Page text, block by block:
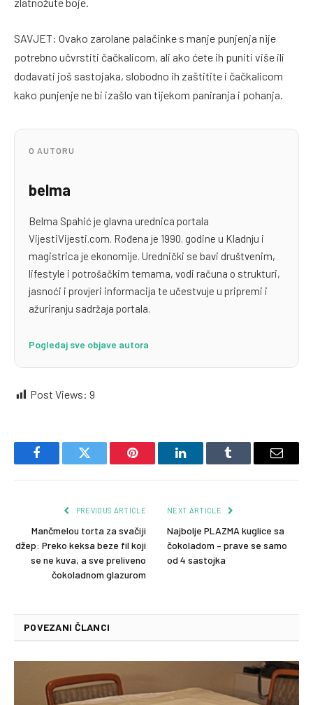
SAVJET: Ovako zarolane palačinke s manje punjenja nije
potrebno učvrstiti čačkalicom, ali ako ćete ih puniti više ili
dodavati još sastojaka, slobodno ih zaštitite i čačkalicom
kako punjenje ne bi izašlo van tijekom paniranja i pohanja.
O AUTORU
belma
Belma Spahić je glavna urednica portala
VijestiVijesti.com. Rođena je 1990. godine u Kladnju i
magistrica je ekonomije. Urednički se bavi društvenim,
lifestyle i potrošačkim temama, vodi računa o strukturi,
jasnoći i provjeri informacija te učestvuje u pripremi i
ažuriranju sadržaja portala.
Pogledaj sve objave autora
Post Views: 9
FacebookTwitter Pinterest LinkedInTumblr Email
PREVIOUS ARTICLE
Mančmelou torta za svačiji
džep: Preko keksa beze fil koji
se ne kuva, a sve preliveno
čokoladnom glazurom
NEXT ARTICLE
Najbolje PLAZMA kuglice sa
čokoladom – prave se samo
od 4 sastojka
POVEZANI ČLANCI